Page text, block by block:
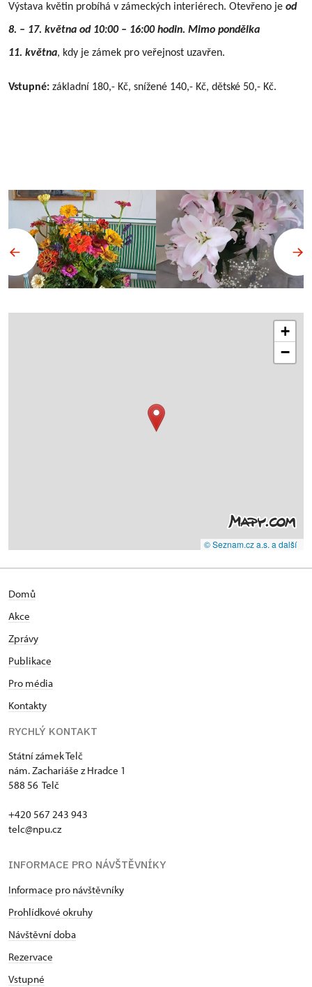
Výstava květin probíhá v zámeckých interiérech. Otevřeno je od
8. – 17. května od 10:00 – 16:00 hodin. Mimo pondělka
11. května, kdy je zámek pro veřejnost uzavřen.
Vstupné: základní 180,- Kč, snížené 140,- Kč, dětské 50,- Kč.
+
−
© Seznam.cz a.s. a další
Domů
Akce
Zprávy
Publikace
Pro média
Kontakty
RYCHLÝ KONTAKT
Státní zámek Telč
nám. Zachariáše z Hradce 1
588 56 Telč
+420 567 243 943
telc@npu.cz
INFORMACE PRO NÁVŠTĚVNÍKY
Informace pro návštěvníky
Prohlídkové okruhy
Návštěvní doba
Rezervace
Vstupné